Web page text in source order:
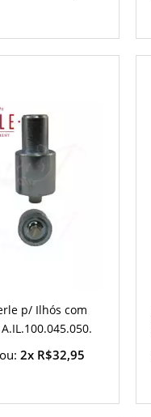
p/ Ilhós com
ou: 2x R$32,95